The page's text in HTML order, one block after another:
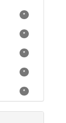
*
*
*
*
*
*